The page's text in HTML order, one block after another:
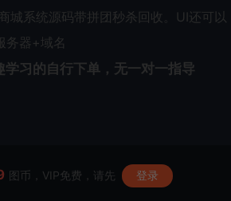
城系统源码带拼团秒杀回收。UI还可以
务器+域名
习的自行下单，无一对一指导
图币，VIP免费，请先 登录